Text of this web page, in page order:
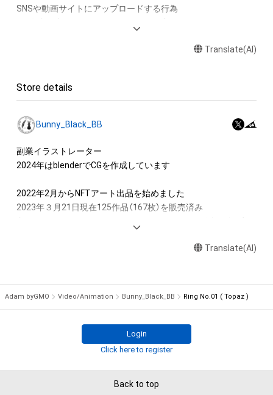
SNSや動画サイトにアップロードする行為
・アイテムの画像を使用してメッセージカードを制作し友達に
する
など）を作成する
アイテムに関する注意事項
・本アイテムに関する創作物(画像および映像、音楽、商標または
権(著作権、特許権、実用新案権、商標権、意匠権その他の知的財
産権(それらの権利を取得し、又はそれらの権利につき登録等を
作権を有する方、著作隣接権の権利者またはその管理委託を受
けている者によって保護されています。そのため、本アイテム
の管理委託を受けている者からの事前の同意なしに、上記の「本
権を侵害するおそれのある行為(改変、公開、配布、逆コンパイ
ル、リバースエンジニアリングを含みますが、これに限定されま
に反する利用またはその恐れのある利用など、作成者が不適切
Translate(AI)
Store details
Bunny_Black_BB
副業イラストレーター
2024年はblenderでCGを作成しています
2022年2月からNFTアート出品を始めました
2023年３月21日現在125作品（167枚）を販売済み
Translate(AI)
Adam byGMO Video/Animation Bunny_Black_BB Ring No.01 ( Topaz )
Login
Click here to register
Back to top